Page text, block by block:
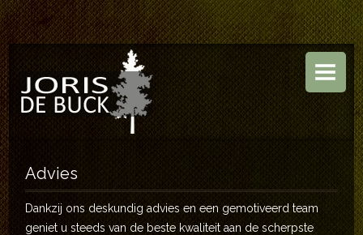
HOME
BOOMKWEKERIJ
TUINEN
ASSORTIMENT
CONTACT
Advies
Dankzij ons deskundig advies en een gemotiveerd team
geniet u steeds van de beste kwaliteit aan de scherpste